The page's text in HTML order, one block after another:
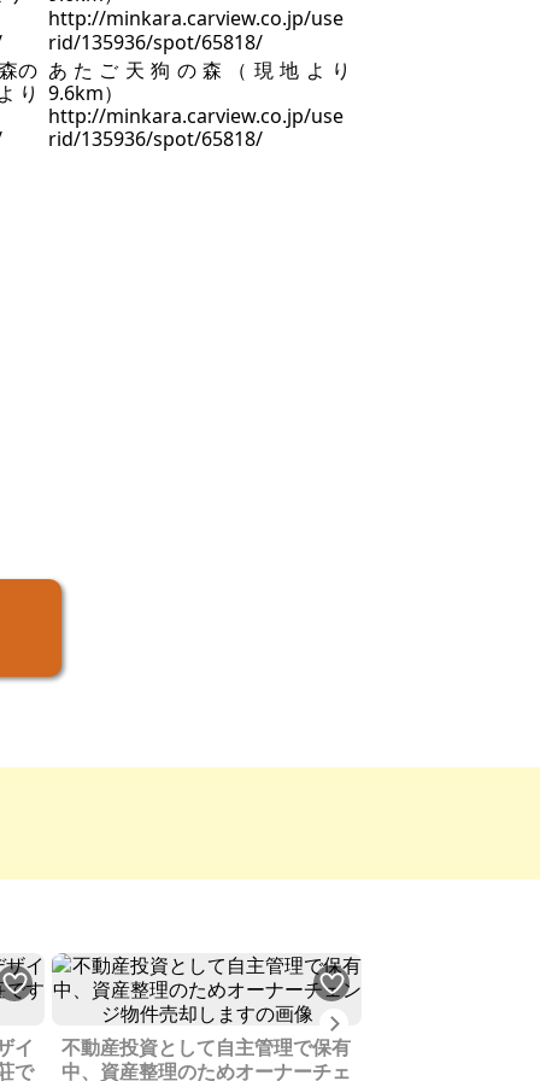
の
り
あたご天狗の森（現地より
9.6km）
http://minkara.carview.co.jp/use
rid/135936/spot/65818/
イ
で
不動産投資として自主管理で保有
中、資産整理のためオーナーチェ